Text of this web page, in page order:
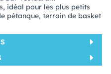
idéal pour les plus petits
pétanque, terrain de basket